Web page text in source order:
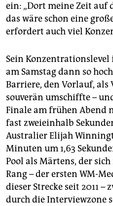
ein: „Dort meine Zeit auf
das wäre schon eine
erfordert auch viel
Sein
am Samstag dann so
Barriere, den Vorlauf,
souverän umschiffte –
Finale am frühen Abend
fast zweieinhalb
Australier Elijah
Minuten um 1,63
Pool als Märtens, der
Rang – der ersten WM-
dieser Strecke seit 2011
durch die Interviewzone